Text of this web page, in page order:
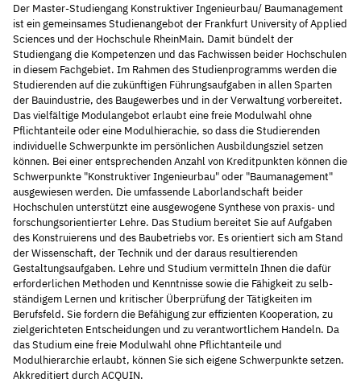
Der Master-Studiengang Konstruktiver Ingenieurbau/ Baumanagement
ist ein gemeinsames Studienangebot der Frankfurt University of Applied
Sciences und der Hochschule RheinMain. Damit bündelt der
Studiengang die Kompetenzen und das Fachwissen beider Hochschulen
in diesem Fachgebiet. Im Rahmen des Studienprogramms werden die
Studierenden auf die zukünftigen Führungsaufgaben in allen Sparten
der Bauindustrie, des Baugewerbes und in der Verwaltung vorbereitet.
Das vielfältige Modulangebot erlaubt eine freie Modulwahl ohne
Pflichtanteile oder eine Modulhierachie, so dass die Studierenden
individuelle Schwerpunkte im persönlichen Ausbildungsziel setzen
können. Bei einer entsprechenden Anzahl von Kreditpunkten können die
Schwerpunkte "Konstruktiver Ingenieurbau" oder "Baumanagement"
ausgewiesen werden. Die umfassende Laborlandschaft beider
Hochschulen unterstützt eine ausgewogene Synthese von praxis- und
forschungsorientierter Lehre. Das Studium bereitet Sie auf Aufgaben
des Konstruierens und des Baubetriebs vor. Es orientiert sich am Stand
der Wissen­schaft, der Technik und der daraus resul­tie­renden
Gestaltungs­aufgaben. Lehre und Stu­dium vermitteln Ihnen die dafür
erforderlichen Methoden und Kenntnisse sowie die Fähig­keit zu selb­
ständigem Lernen und kri­ti­scher Über­prüfung der Tätigkeiten im
Berufsfeld. Sie fordern die Befähigung zur effizienten Ko­ope­ra­tion, zu
zielgerichteten Ent­schei­dungen und zu verantwortlichem Handeln. Da
das Studium eine freie Modulwahl ohne Pflichtanteile und
Modulhierarchie erlaubt, können Sie sich eigene Schwer­punkte setzen.
Akkreditiert durch ACQUIN.